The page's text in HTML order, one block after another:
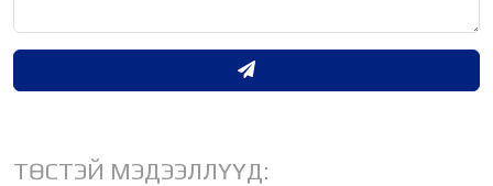
ТӨСТЭЙ МЭДЭЭЛЛҮҮД: